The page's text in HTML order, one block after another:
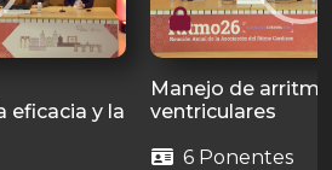
eficacia y la
Manejo de
ventriculares
6 Ponentes